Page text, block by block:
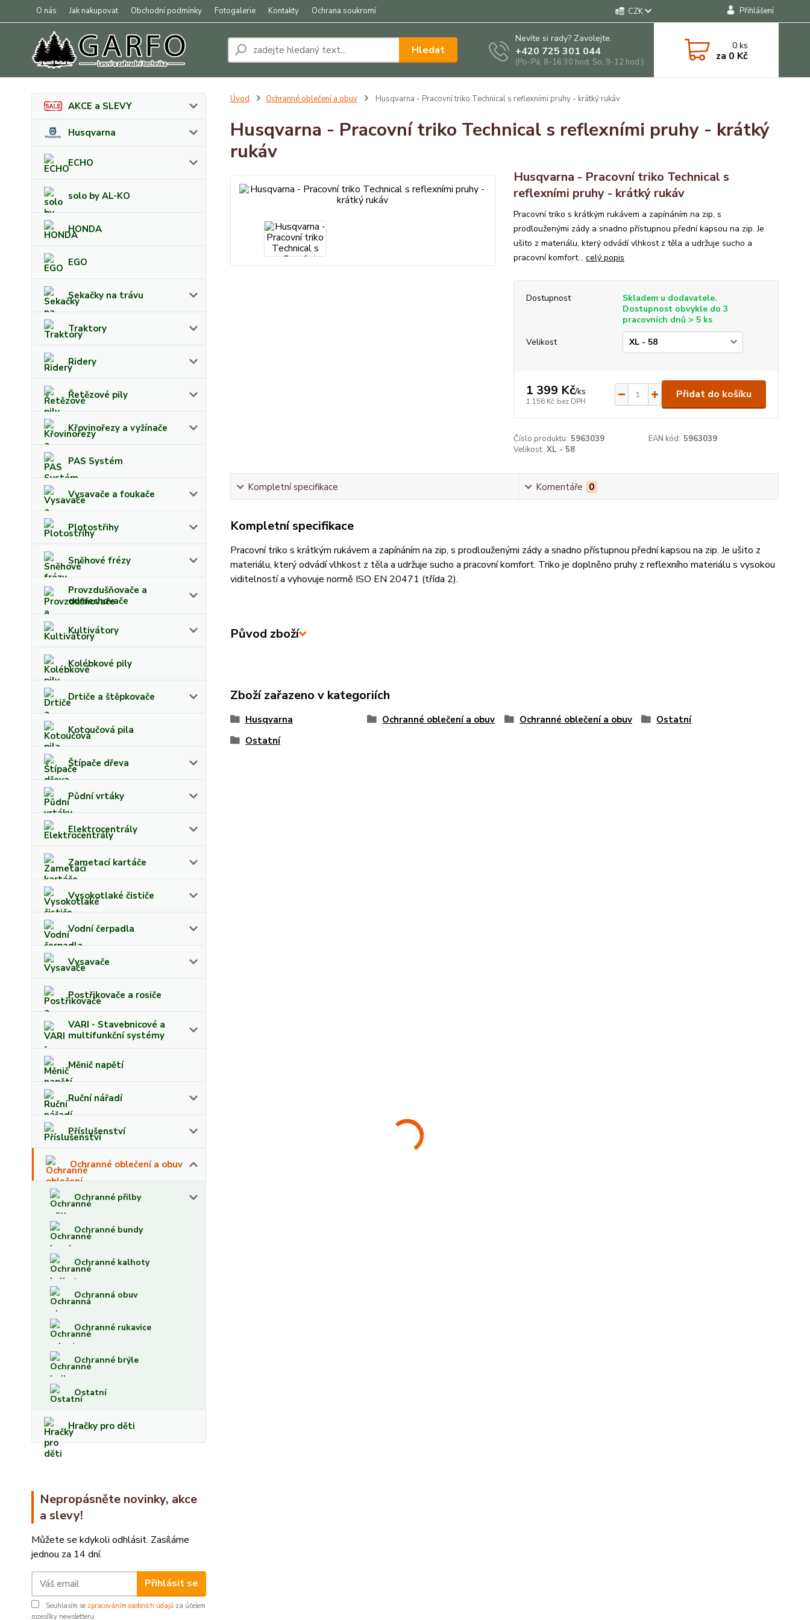
O nás Jak nakupovat Obchodní podmínky Fotogalerie Kontakty Ochrana soukromí CZK Přihlášení
Hledat
Nevíte si rady? Zavolejte.
+420 725 301 044
(Po-Pá, 8-16:30 hod. So, 9-12 hod.)
0ks
za 0 Kč
AKCE a SLEVY
Husqvarna
ECHO
solo by AL-KO
HONDA
EGO
Sekačky na trávu
Traktory
Ridery
Řetězové pily
Křovinořezy a vyžínače
PAS Systém
Vysavače a foukače
Plotostřihy
Sněhové frézy
Provzdušňovače a
odmechovače
Kultivátory
Kolébkové pily
Drtiče a štěpkovače
Kotoučová pila
Štípače dřeva
Půdní vrtáky
Elektrocentrály
Zametací kartáče
Vysokotlaké čističe
Vodní čerpadla
Vysavače
Postřikovače a rosiče
VARI - Stavebnicové a
multifunkční systémy
Měnič napětí
Ruční nářadí
Příslušenství
Ochranné oblečení a obuv
Ochranné přilby
Ochranné bundy
Ochranné kalhoty
Ochranná obuv
Ochranné rukavice
Ochranné brýle
Ostatní
Hračky pro děti
Nepropásněte novinky, akce
a slevy!
Můžete se kdykoli odhlásit. Zasíláme
jednou za 14 dní.
Přihlásit se
Souhlasím se zpracováním osobních údajů za účelem
rozesílky newsletteru.
Úvod Ochranné oblečení a obuv Husqvarna - Pracovní triko Technical s reflexními pruhy - krátký rukáv
Husqvarna - Pracovní triko Technical s reflexními pruhy - krátký
rukáv
Husqvarna - Pracovní triko Technical s
reflexními pruhy - krátký rukáv
Pracovní triko s krátkým rukávem a zapínáním na zip, s
prodlouženými zády a snadno přístupnou přední kapsou na zip. Je
ušito z materiálu, který odvádí vlhkost z těla a udržuje sucho a
pracovní komfort... celý popis
Dostupnost
Skladem u dodavatele.
Dostupnost obvykle do 3
pracovních dnů > 5 ks
Velikost
1 399 Kč/ks
1 156 Kč bez DPH
Přidat do košíku
Číslo produktu: 5963039 EAN kód: 5963039
Velikost: XL - 58
Kompletní specifikace Komentáře 0
Kompletní specifikace
Pracovní triko s krátkým rukávem a zapínáním na zip, s prodlouženými zády a snadno přístupnou přední kapsou na zip. Je ušito z
materiálu, který odvádí vlhkost z těla a udržuje sucho a pracovní komfort. Triko je doplněno pruhy z reflexního materiálu s vysokou
viditelností a vyhovuje normě ISO EN 20471 (třída 2).
Původ zboží
Zboží zařazeno v kategoriích
Husqvarna Ochranné oblečení a obuv Ochranné oblečení a obuv
Ostatní
Ostatní